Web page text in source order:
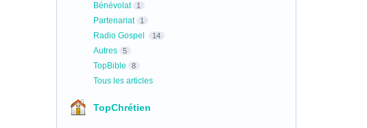
Bénévolat 1
Partenariat 1
Radio Gospel 14
Autres 5
TopBible 8
Tous les articles
TopChrétien